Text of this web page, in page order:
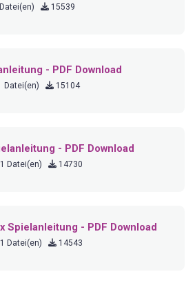
15539
- PDF Download
Datei(en) 15104
- PDF Download
1 Datei(en) 14730
Spielanleitung - PDF Download
1 Datei(en) 14543